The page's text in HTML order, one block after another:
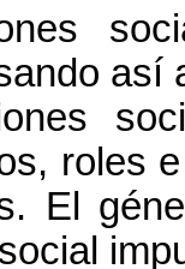
así
roles
El